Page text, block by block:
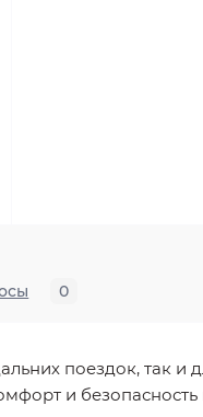
0
поездок, так и
и